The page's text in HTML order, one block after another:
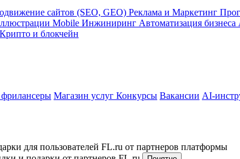
сайтов (SEO, GEO) Реклама и Маркетинг
Mobile Инжиниринг Автоматизация бизнеса
Крипто и блокчейн
Магазин услуг Конкурсы Вакансии AI-
для пользователей FL.ru от партнеров платформы